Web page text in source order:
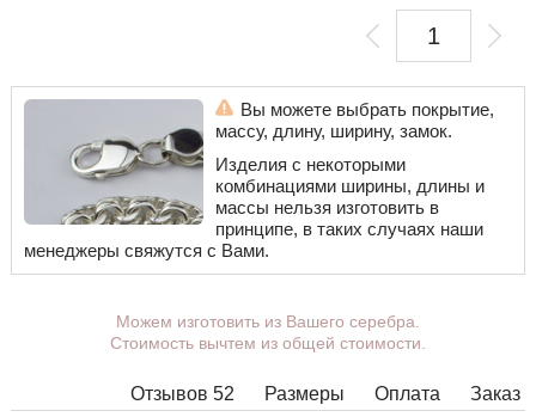
Вы можете выбрать покрытие,
массу, длину, ширину, замок.
Изделия с некоторыми
комбинациями ширины, длины и
массы нельзя изготовить в
принципе, в таких случаях наши
менеджеры свяжутся с Вами.
Можем изготовить из Вашего серебра.
Стоимость вычтем из общей стоимости.
Отзывов 52 Заказ
Оплата
Размеры